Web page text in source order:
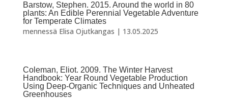
Barstow, Stephen. 2015. Around the world in 80
plants: An Edible Perennial Vegetable Adventure
for Temperate Climates
mennessä Elisa Ojutkangas | 13.05.2025
Coleman, Eliot. 2009. The Winter Harvest
Handbook: Year Round Vegetable Production
Using Deep-Organic Techniques and Unheated
Greenhouses